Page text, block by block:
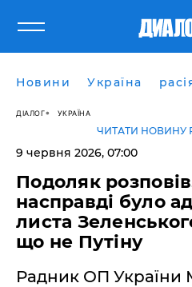
Новини Україна
ДІАЛОГ УКРАЇНА
ЧИТАТИ НОВИНУ
9 червня 2026, 07:00
Подоляк
насправді було
листа
що не Путіну
Радник ОП України